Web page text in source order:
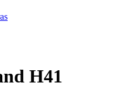
H41